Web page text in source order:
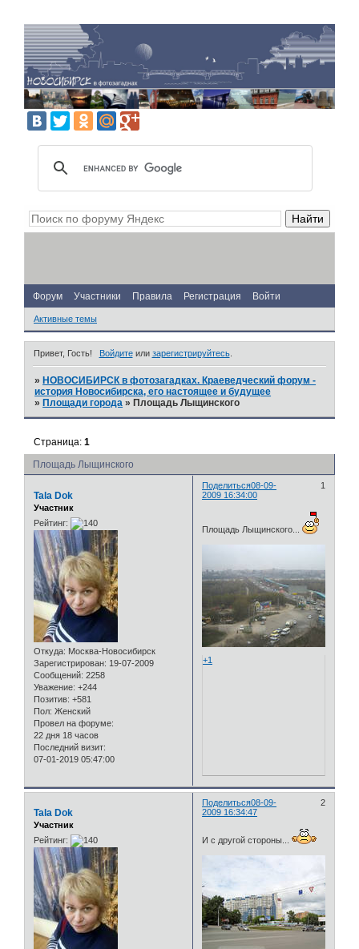
Форум Участники Правила Регистрация Войти
Активные темы
Привет, Гость! Войдитеили зарегистрируйтесь.
» НОВОСИБИРСК в фотозагадках. Краеведческий форум -
история Новосибирска, его настоящее и будущее
» Площади города » Площадь Лыщинского
Площадь Лыщинского
Страница:1
Поделиться 1
08-09-
2009 16:34:00
Tala Dok
Участник
Рейтинг:
Откуда: Москва-Новосибирск
Зарегистрирован: 19-07-2009
Сообщений: 2258
Уважение: +244
Позитив: +581
Пол: Женский
Провел на форуме:
22 дня 18 часов
Последний визит:
07-01-2019 05:47:00
Площадь Лыщинского...
+1
Поделиться 2
08-09-
2009 16:34:47
Tala Dok
Участник
Рейтинг:
И с другой стороны...